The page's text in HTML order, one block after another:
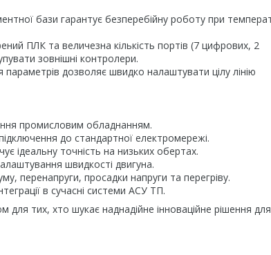
бази гарантує безперебійну роботу при
ПЛК та величезна кількість портів (7 цифрових, 2
зовнішні контролери.
дозволяє швидко налаштувати цілу лінію
промисловим обладнанням.
до стандартної електромережі.
ідеальну точність на низьких обертах.
швидкості двигуна.
перенапруги, просадки напруги та перегріву.
в сучасні системи АСУ ТП.
тих, хто шукає наднадійне інноваційне рішення для